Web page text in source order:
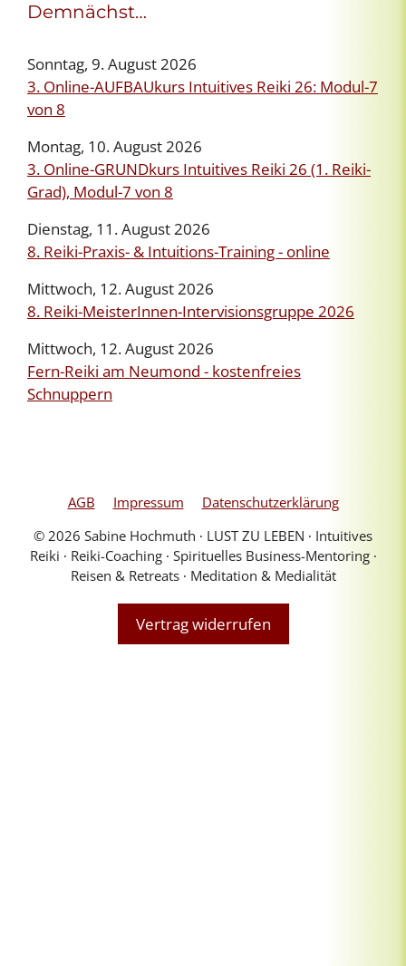
Demnächst…
Sonntag, 9. August 2026
3. Online-AUFBAUkurs Intuitives Reiki 26: Modul-7
von 8
Montag, 10. August 2026
3. Online-GRUNDkurs Intuitives Reiki 26 (1. Reiki-
Grad), Modul-7 von 8
Dienstag, 11. August 2026
8. Reiki-Praxis- & Intuitions-Training - online
Mittwoch, 12. August 2026
8. Reiki-MeisterInnen-Intervisionsgruppe 2026
Mittwoch, 12. August 2026
Fern-Reiki am Neumond - kostenfreies
Schnuppern
AGB Impressum
Datenschutzerklärung
© 2026 Sabine Hochmuth ∙ LUST ZU LEBEN ∙ Intuitives
Reiki ∙ Reiki-Coaching ∙ Spirituelles Business-Mentoring ∙
Reisen & Retreats ∙ Meditation & Medialität
Vertrag widerrufen